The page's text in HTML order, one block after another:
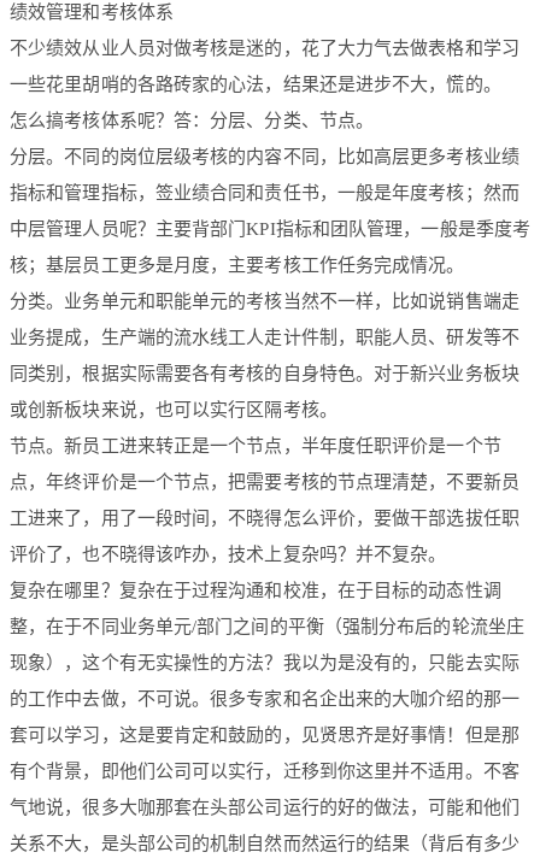
绩效管理和考核体系
不少绩效从业人员对做考核是迷的，花了大力气去做表格和学习
一些花里胡哨的各路砖家的心法，结果还是进步不大，慌的。
怎么搞考核体系呢？答：分层、分类、节点。
分层。不同的岗位层级考核的内容不同，比如高层更多考核业绩
指标和管理指标，签业绩合同和责任书，一般是年度考核；然而
中层管理人员呢？主要背部门KPI指标和团队管理，一般是季度考
核；基层员工更多是月度，主要考核工作任务完成情况。
分类。业务单元和职能单元的考核当然不一样，比如说销售端走
业务提成，生产端的流水线工人走计件制，职能人员、研发等不
同类别，根据实际需要各有考核的自身特色。对于新兴业务板块
或创新板块来说，也可以实行区隔考核。
节点。新员工进来转正是一个节点，半年度任职评价是一个节
点，年终评价是一个节点，把需要考核的节点理清楚，不要新员
工进来了，用了一段时间，不晓得怎么评价，要做干部选拔任职
评价了，也不晓得该咋办，技术上复杂吗？并不复杂。
复杂在哪里？复杂在于过程沟通和校准，在于目标的动态性调
整，在于不同业务单元/部门之间的平衡（强制分布后的轮流坐庄
现象），这个有无实操性的方法？我以为是没有的，只能去实际
的工作中去做，不可说。很多专家和名企出来的大咖介绍的那一
套可以学习，这是要肯定和鼓励的，见贤思齐是好事情！但是那
有个背景，即他们公司可以实行，迁移到你这里并不适用。不客
气地说，很多大咖那套在头部公司运行的好的做法，可能和他们
关系不大，是头部公司的机制自然而然运行的结果（背后有多少